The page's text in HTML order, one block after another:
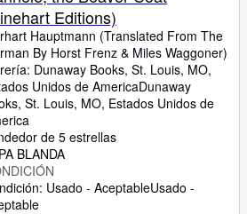
CERRAR
Editions)
Hauptmann (Translated From The
By Horst Frenz & Miles Waggoner)
Dunaway Books, St. Louis, MO,
Unidos de AmericaDunaway
, St. Louis, MO, Estados Unidos de
de 5 estrellas
BLANDA
Usado - AceptableUsado -